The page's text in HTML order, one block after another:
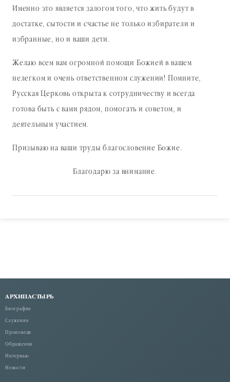
Именно это является залогом того, что жить будут в
достатке, сытости и счастье не только избиратели и
избранные, но и ваши дети.
Желаю всем вам огромной помощи Божией в вашем
нелегком и очень ответственном служении! Помните,
Русская Церковь открыта к сотрудничеству и всегда
готова быть с вами рядом, помогать и советом, и
деятельным участием.
Призываю на ваши труды благословение Божие.
Благодарю за внимание.
АРХИПАСТЫРЬ
Биография
Служения
Проповеди
Обращения
Интервью
Новости